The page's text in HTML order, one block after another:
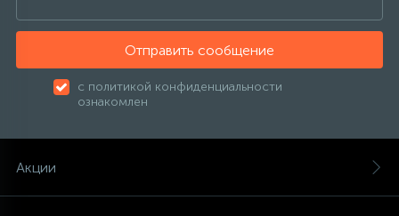
Отправить сообщение
с политикой конфиденциальности
ознакомлен
Акции